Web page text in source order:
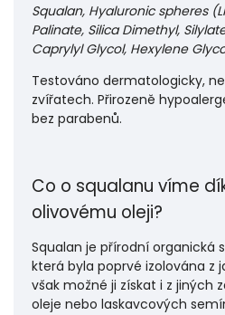
Squalan, Hyaluronic spheres
Palinate, Silica Dimethyl,
Caprylyl Glycol, Hexylene
Testováno dermatologicky,
zvířatech. Přirozeně
bez parabenů.
Co o squalanu víme
olivovému oleji?
Squalan je přírodní organická
která byla poprvé izolována z
však možné ji získat i z jiných
oleje nebo laskavcových